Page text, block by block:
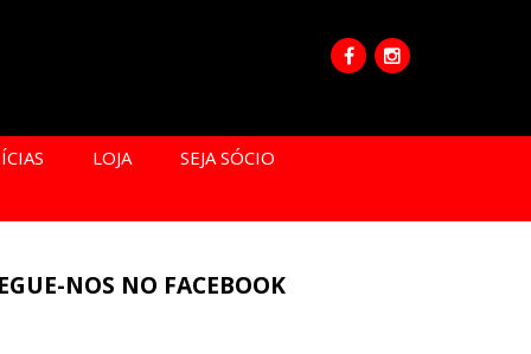
LOJA
SEJA SÓCIO
NOS NO FACEBOOK